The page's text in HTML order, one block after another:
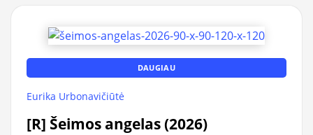
DAUGIAU
Eurika Urbonavičiūtė
[R] Šeimos angelas (2026)